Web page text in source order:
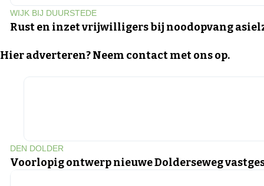
WIJK BIJ DUURSTEDE
Rust en inzet vrijwilligers bij noodopvang
Hier adverteren? Neem contact met ons op.
DEN DOLDER
Voorlopig ontwerp nieuwe Dolderseweg